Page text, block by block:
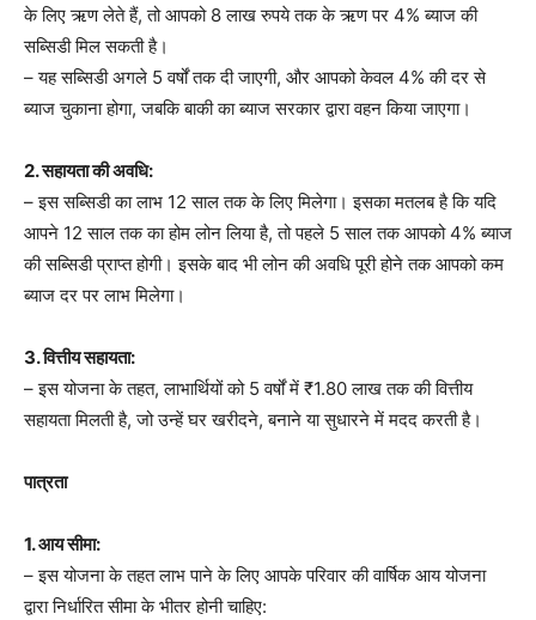
के लिए ऋण लेते हैं, तो आपको 8 लाख रुपये तक के ऋण पर 4% ब्याज की
सब्सिडी मिल सकती है।
– यह सब्सिडी अगले 5 वर्षों तक दी जाएगी, और आपको केवल 4% की दर से
ब्याज चुकाना होगा, जबकि बाकी का ब्याज सरकार द्वारा वहन किया जाएगा।
2. सहायता की अवधि:
– इस सब्सिडी का लाभ 12 साल तक के लिए मिलेगा। इसका मतलब है कि यदि
आपने 12 साल तक का होम लोन लिया है, तो पहले 5 साल तक आपको 4% ब्याज
की सब्सिडी प्राप्त होगी। इसके बाद भी लोन की अवधि पूरी होने तक आपको कम
ब्याज दर पर लाभ मिलेगा।
3. वित्तीय सहायता:
– इस योजना के तहत, लाभार्थियों को 5 वर्षों में ₹1.80 लाख तक की वित्तीय
सहायता मिलती है, जो उन्हें घर खरीदने, बनाने या सुधारने में मदद करती है।
पात्रता
1. आय सीमा:
– इस योजना के तहत लाभ पाने के लिए आपके परिवार की वार्षिक आय योजना
द्वारा निर्धारित सीमा के भीतर होनी चाहिए: